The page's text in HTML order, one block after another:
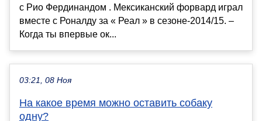
с Рио Фердинандом . Мексиканский форвард играл
вместе с Роналду за « Реал » в сезоне-2014/15. –
Когда ты впервые ок...
03:21, 08 Ноя
На какое время можно оставить собаку
одну?